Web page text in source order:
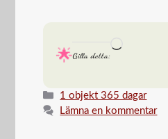
Gilla detta:
…
Kategorier
1 objekt 365 dagar
Lämna en kommentar